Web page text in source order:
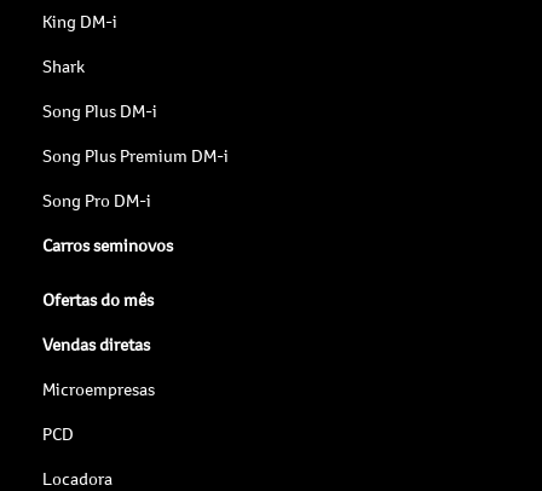
King DM-i
Shark
Song Plus DM-i
Song Plus Premium DM-i
Song Pro DM-i
Carros seminovos
Ofertas do mês
Vendas diretas
Microempresas
PCD
Locadora